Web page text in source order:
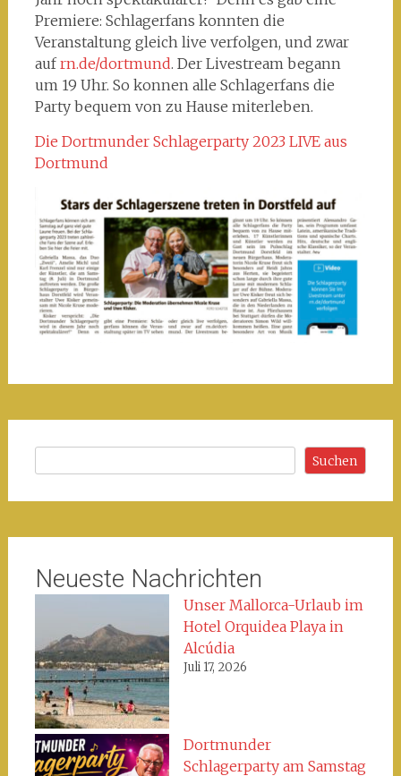
Premiere: Schlagerfans konnten die
Veranstaltung gleich live verfolgen, und zwar
aufrn.de/dortmund. Der Livestream begann
um 19 Uhr. So konnen alle Schlagerfans die
Party bequem von zu Hause miterleben.
Die Dortmunder Schlagerparty 2023 LIVE aus
Dortmund
Suchen
Neueste Nachrichten
Unser Mallorca-Urlaub im
Hotel Orquidea Playa in
Alcúdia
Juli 17, 2026
Dortmunder
Schlagerparty am Samstag